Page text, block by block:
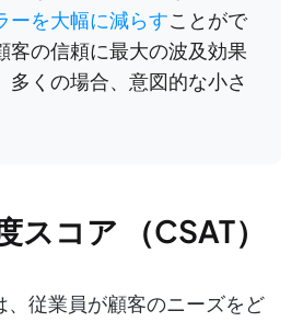
ーを大幅に減らすことがで
客の信頼に最大の波及効果
多くの場合、意図的な小さ
スコア （CSAT）
、従業員が顧客のニーズをど